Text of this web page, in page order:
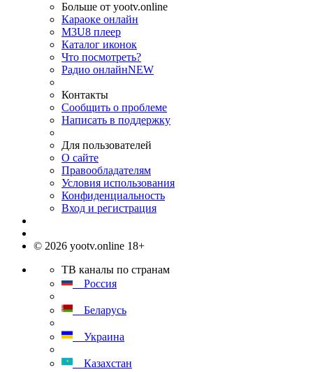
Больше от yootv.online
Караоке онлайн
M3U8 плеер
Каталог иконок
Что посмотреть?
Радио онлайнNEW
Контакты
Сообщить о проблеме
Написать в поддержку
Для пользователей
О сайте
Правообладателям
Условия использования
Конфиденциальность
Вход и регистрация
© 2026 yootv.online 18+
ТВ каналы по странам
Россия
Беларусь
Украина
Казахстан